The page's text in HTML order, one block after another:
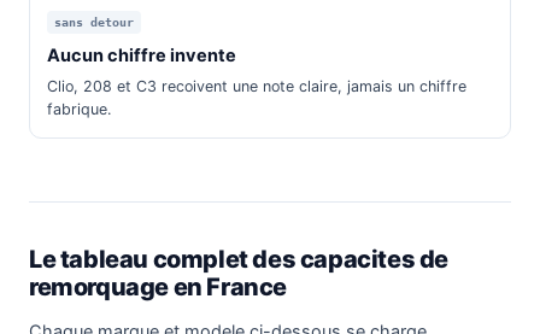
sans detour
Aucun chiffre invente
Clio, 208 et C3 recoivent une note claire, jamais un chiffre
fabrique.
Le tableau complet des capacites de
remorquage en France